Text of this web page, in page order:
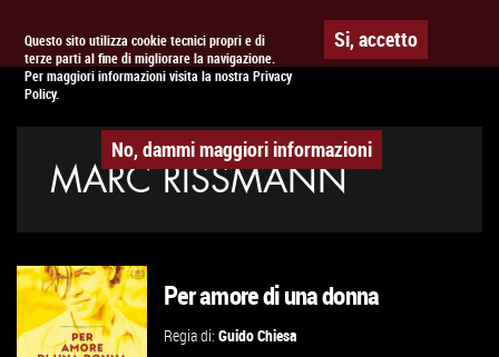
Questo sito utilizza cookie tecnici propri e di
terze parti al fine di migliorare la navigazione.
Per maggiori informazioni visita la nostra Privacy
Policy.
Si, accetto
No, dammi maggiori informazioni
APPUNTAMENTO AL CINEMA
MARC RISSMANN
Per amore di una donna
Regia di:Guido Chiesa